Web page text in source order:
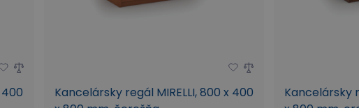
400
Kancelársky regál MIRELLI, 800 x 400
Kancelársky